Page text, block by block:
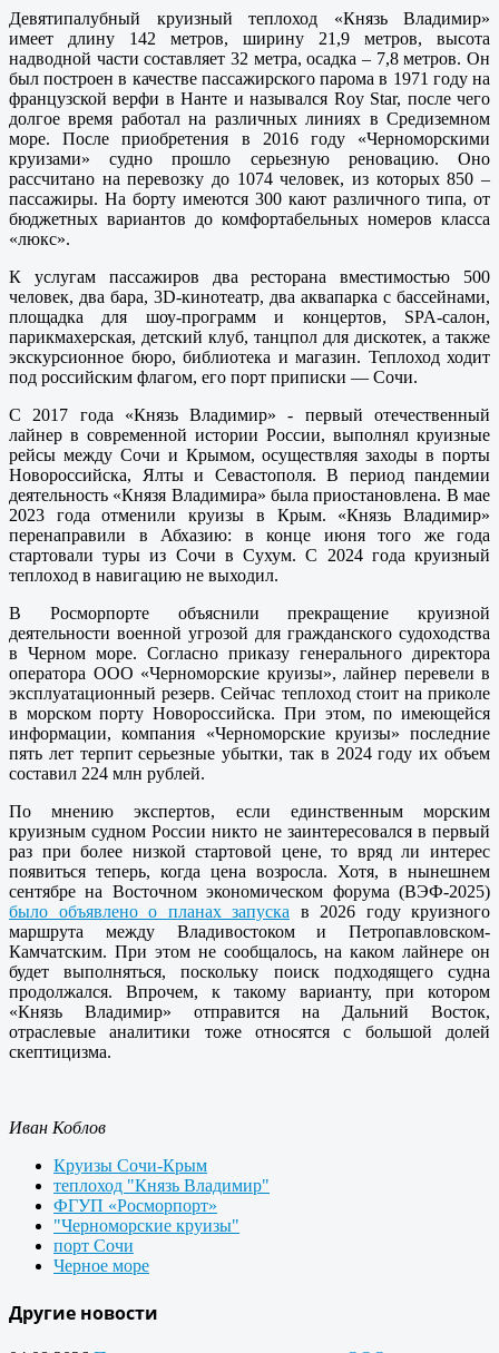
Девятипалубный круизный теплоход «Князь Владимир»
имеет длину 142 метров, ширину 21,9 метров, высота
надводной части составляет 32 метра, осадка – 7,8 метров. Он
был построен в качестве пассажирского парома в 1971 году на
французской верфи в Нанте и назывался Roy Star, после чего
долгое время работал на различных линиях в Средиземном
море. После приобретения в 2016 году «Черноморскими
круизами» судно прошло серьезную реновацию. Оно
рассчитано на перевозку до 1074 человек, из которых 850 –
пассажиры. На борту имеются 300 кают различного типа, от
бюджетных вариантов до комфортабельных номеров класса
«люкс».
К услугам пассажиров два ресторана вместимостью 500
человек, два бара, 3D-кинотеатр, два аквапарка с бассейнами,
площадка для шоу-программ и концертов, SPA-салон,
парикмахерская, детский клуб, танцпол для дискотек, а также
экскурсионное бюро, библиотека и магазин. Теплоход ходит
под российским флагом, его порт приписки — Сочи.
С 2017 года «Князь Владимир» - первый отечественный
лайнер в современной истории России, выполнял круизные
рейсы между Сочи и Крымом, осуществляя заходы в порты
Новороссийска, Ялты и Севастополя. В период пандемии
деятельность «Князя Владимира» была приостановлена. В мае
2023 года отменили круизы в Крым. «Князь Владимир»
перенаправили в Абхазию: в конце июня того же года
стартовали туры из Сочи в Сухум. С 2024 года круизный
теплоход в навигацию не выходил.
В Росморпорте объяснили прекращение круизной
деятельности военной угрозой для гражданского судоходства
в Черном море. Согласно приказу генерального директора
оператора ООО «Черноморские круизы», лайнер перевели в
эксплуатационный резерв. Сейчас теплоход стоит на приколе
в морском порту Новороссийска. При этом, по имеющейся
информации, компания «Черноморские круизы» последние
пять лет терпит серьезные убытки, так в 2024 году их объем
составил 224 млн рублей.
По мнению экспертов, если единственным морским
круизным судном России никто не заинтересовался в первый
раз при более низкой стартовой цене, то вряд ли интерес
появиться теперь, когда цена возросла. Хотя, в нынешнем
сентябре на Восточном экономическом форума (ВЭФ-2025)
было объявлено о планах запуска в 2026 году круизного
маршрута между Владивостоком и Петропавловском-
Камчатским. При этом не сообщалось, на каком лайнере он
будет выполняться, поскольку поиск подходящего судна
продолжался. Впрочем, к такому варианту, при котором
«Князь Владимир» отправится на Дальний Восток,
отраслевые аналитики тоже относятся с большой долей
скептицизма.
Иван Коблов
Круизы Сочи-Крым
теплоход "Князь Владимир"
ФГУП «Росморпорт»
"Черноморские круизы"
порт Сочи
Черное море
Другие новости